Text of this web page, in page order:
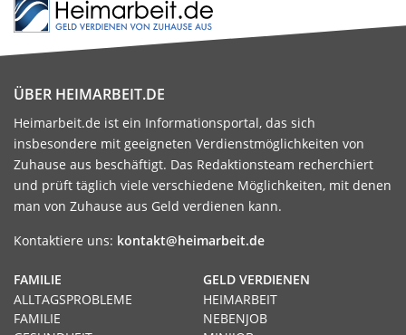
ÜBER HEIMARBEIT.DE
Heimarbeit.de ist ein Informationsportal, das sich
insbesondere mit geeigneten Verdienstmöglichkeiten von
Zuhause aus beschäftigt. Das Redaktionsteam recherchiert
und prüft täglich viele verschiedene Möglichkeiten, mit denen
man von Zuhause aus Geld verdienen kann.
Kontaktiere uns: kontakt@heimarbeit.de
GELD VERDIENEN
HEIMARBEIT
NEBENJOB
FAMILIE
ALLTAGSPROBLEME
FAMILIE